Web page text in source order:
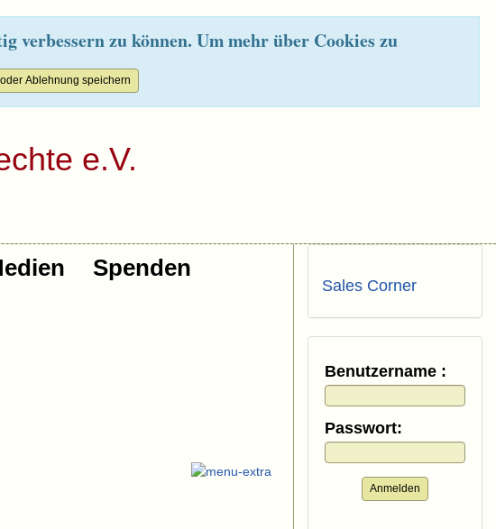
verbessern zu können. Um mehr über Cookies zu
e.V.
Spenden
Sales Corner
Benutzername :
Passwort:
Anmelden